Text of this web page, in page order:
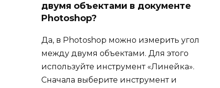
двумя объектами в документе
Photoshop?
Да, в Photoshop можно измерить угол
между двумя объектами. Для этого
используйте инструмент «Линейка».
Сначала выберите инструмент и